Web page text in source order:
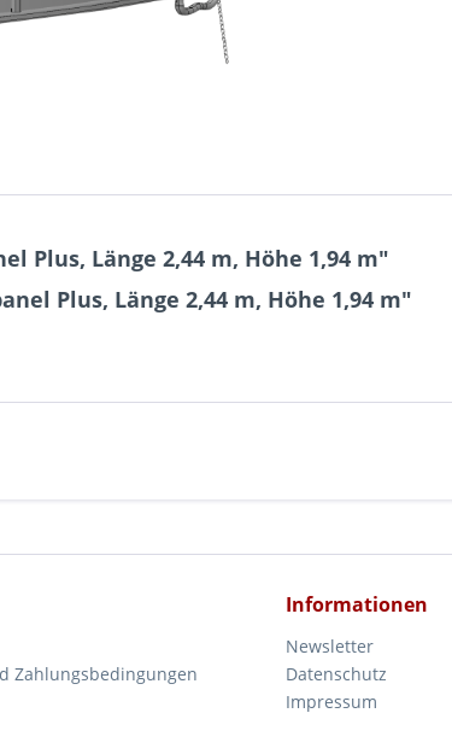
Plus, Länge 2,44 m, Höhe 1,94 m"
Plus, Länge 2,44 m, Höhe 1,94 m"
Zahlungsbedingungen
Informationen
Newsletter
Datenschutz
Impressum